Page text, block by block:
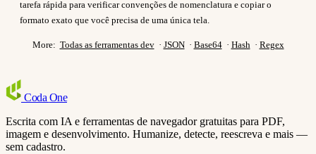
tarefa rápida para verificar convenções de nomenclatura e copiar o
formato exato que você precisa de uma única tela.
More: Todas as ferramentas dev· JSON· Base64· Hash· Regex
Coda One
Escrita com IA e ferramentas de navegador gratuitas para PDF,
imagem e desenvolvimento. Humanize, detecte, reescreva e mais —
sem cadastro.